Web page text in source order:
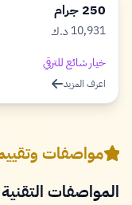
250 جرام
10,931 دينار
د.ك
خيار شائع للترقي
اعرف المزيد
مواصفات
المواصفات التقنية